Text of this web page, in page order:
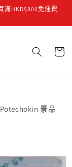
滿HKD$800免運費
物
景品